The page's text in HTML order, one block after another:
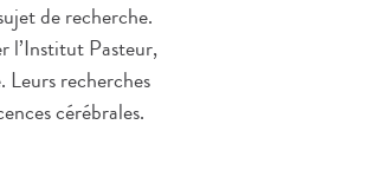
de recherche.
l’Institut Pasteur,
recherches
cérébrales.